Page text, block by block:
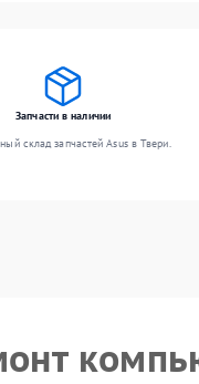
Запчасти в наличии
склад запчастей Asus в Твери.